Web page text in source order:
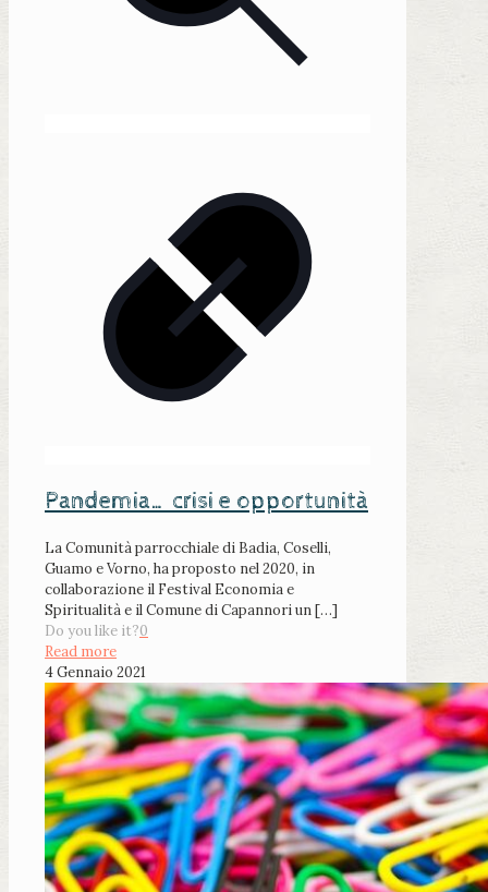
Pandemia… crisi e opportunità
La Comunità parrocchiale di Badia, Coselli,
Guamo e Vorno, ha proposto nel 2020, in
collaborazione il Festival Economia e
Spiritualità e il Comune di Capannori un[…]
Do you like it?0
Read more
4 Gennaio 2021